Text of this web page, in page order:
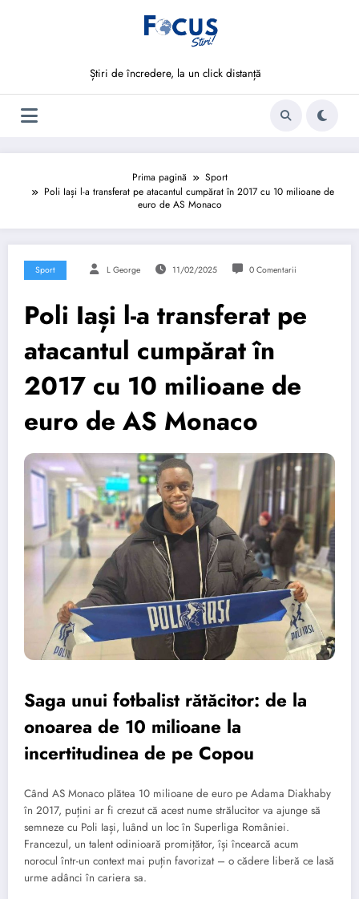
Știri de încredere, la un click distanță
Prima pagină
Sport
Poli Iași l-a transferat pe atacantul cumpărat în 2017 cu 10 milioane de
euro de AS Monaco
Sport L George 11/02/2025 0 Comentarii
Poli Iași l-a transferat pe
atacantul cumpărat în
2017 cu 10 milioane de
euro de AS Monaco
Saga unui fotbalist rătăcitor: de la
onoarea de 10 milioane la
incertitudinea de pe Copou
Când AS Monaco plătea 10 milioane de euro pe Adama Diakhaby
în 2017, puțini ar fi crezut că acest nume strălucitor va ajunge să
semneze cu Poli Iași, luând un loc în Superliga României.
Francezul, un talent odinioară promițător, își încearcă acum
norocul într-un context mai puțin favorizat – o cădere liberă ce lasă
urme adânci în cariera sa.